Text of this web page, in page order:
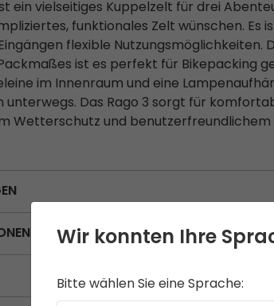
ein vielseitiges Kuppelzelt für drei
funktionales Zelt wünschen.
flexible Nutzungsmöglichkeiten.
ist es perfekt für Bikepacking
im Innenraum und eine
unterwegs. Das Rago 3 sorgt für
Wetterschutz und benutzerfreundlichem
Wir konnten Ihre
Bitte wählen Sie eine Sprache: